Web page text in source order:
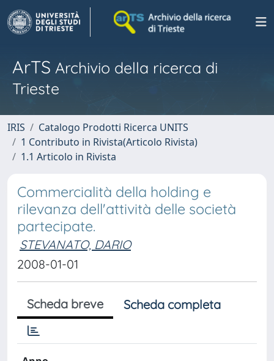
ArTS Archivio della ricerca di
Trieste
IRIS
Catalogo Prodotti Ricerca UNITS
1 Contributo in Rivista(Articolo Rivista)
1.1 Articolo in Rivista
Commercialità della holding e
rilevanza dell'attività delle società
partecipate.
STEVANATO, DARIO
2008-01-01
Scheda breve Scheda completa